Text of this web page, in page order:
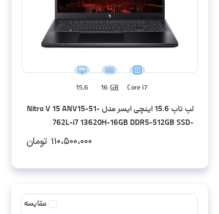
Core i7
16 GB
15.6
لپ تاپ 15.6 اینچی ایسر مدل Nitro V 15 ANV15-51-
762L-i7 13620H-16GB DDR5-512GB SSD-
۱۱۰،۵۰۰،۰۰۰ تومان
مقایسه